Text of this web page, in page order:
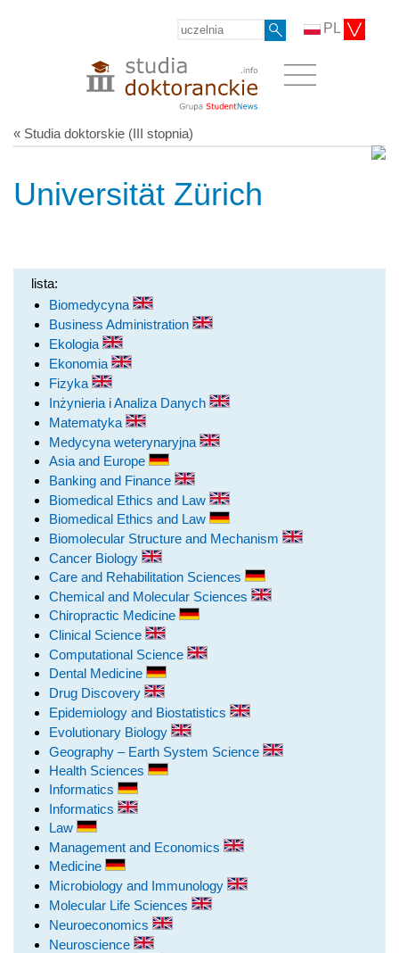
PL
« Studia doktorskie (III stopnia)
Universität Zürich
lista:
Biomedycyna
Business Administration
Ekologia
Ekonomia
Fizyka
Inżynieria i Analiza Danych
Matematyka
Medycyna weterynaryjna
Asia and Europe
Banking and Finance
Biomedical Ethics and Law
Biomedical Ethics and Law
Biomolecular Structure and Mechanism
Cancer Biology
Care and Rehabilitation Sciences
Chemical and Molecular Sciences
Chiropractic Medicine
Clinical Science
Computational Science
Dental Medicine
Drug Discovery
Epidemiology and Biostatistics
Evolutionary Biology
Geography – Earth System Science
Health Sciences
Informatics
Informatics
Law
Management and Economics
Medicine
Microbiology and Immunology
Molecular Life Sciences
Neuroeconomics
Neuroscience